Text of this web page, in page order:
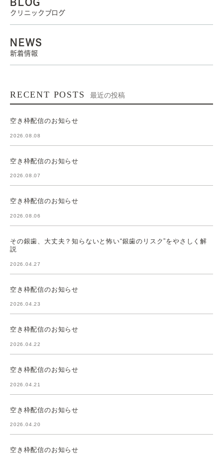
BLOG
クリニックブログ
NEWS
新着情報
RECENT POSTS 最近の投稿
空き枠配信のお知らせ
2026.08.08
空き枠配信のお知らせ
2026.08.07
空き枠配信のお知らせ
2026.08.06
その銀歯、大丈夫？知らないと怖い“銀歯のリスク”をやさしく解
説
2026.04.27
空き枠配信のお知らせ
2026.04.23
空き枠配信のお知らせ
2026.04.22
空き枠配信のお知らせ
2026.04.21
空き枠配信のお知らせ
2026.04.20
空き枠配信のお知らせ